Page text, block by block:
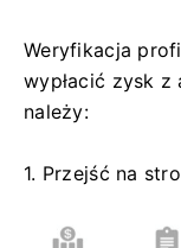
Weryfikacja
wypłacić zysk z
należy:
1. Przejść na